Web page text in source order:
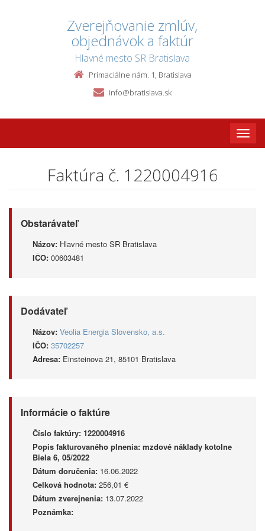
Zverejňovanie zmlúv,
objednávok a faktúr
Hlavné mesto SR Bratislava
Primaciálne nám. 1, Bratislava
info@bratislava.sk
Toggle
Faktúra č. 1220004916
Obstarávateľ
Názov: Hlavné mesto SR Bratislava
IČO: 00603481
Dodávateľ
Názov: Veolia Energia Slovensko, a.s.
IČO: 35702257
Adresa: Einsteinova 21, 85101 Bratislava
Informácie o faktúre
Číslo faktúry: 1220004916
Popis fakturovaného plnenia: mzdové náklady kotolne
Biela 6, 05/2022
Dátum doručenia: 16.06.2022
Celková hodnota: 256,01 €
Dátum zverejnenia: 13.07.2022
Poznámka: